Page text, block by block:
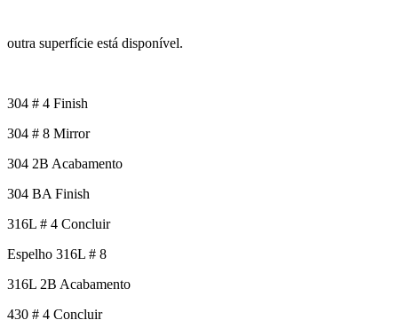
outra superfície está disponível.
304 # 4 Finish
304 # 8 Mirror
304 2B Acabamento
304 BA Finish
316L # 4 Concluir
Espelho 316L # 8
316L 2B Acabamento
430 # 4 Concluir